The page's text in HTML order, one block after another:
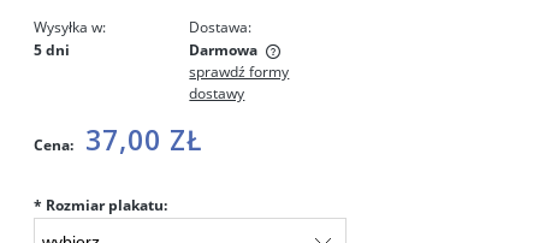
Wysyłka w:
5 dni
Dostawa:
Darmowa
Cena nie zawiera ewentualnych kosztów płatności
sprawdź formy
dostawy
Cena: 37,00 ZŁ
* Rozmiar plakatu: